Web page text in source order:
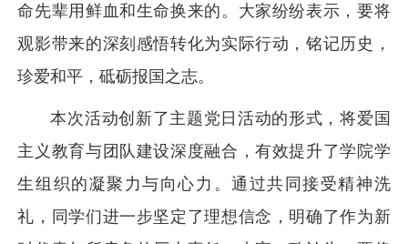
命先辈用鲜血和生命换来的。大家纷纷表示，要将
观影带来的深刻感悟转化为实际行动，铭记历史，
珍爱和平，砥砺报国之志。
本次活动创新了主题党日活动的形式，将爱国
主义教育与团队建设深度融合，有效提升了学院学
生组织的凝聚力与向心力。通过共同接受精神洗
礼，同学们进一步坚定了理想信念，明确了作为新